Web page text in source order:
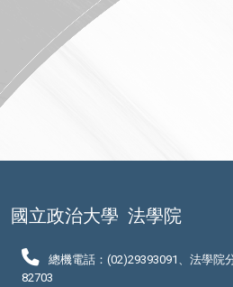
國立政治大學 法學院
總機電話：(02)29393091、法學院
82703